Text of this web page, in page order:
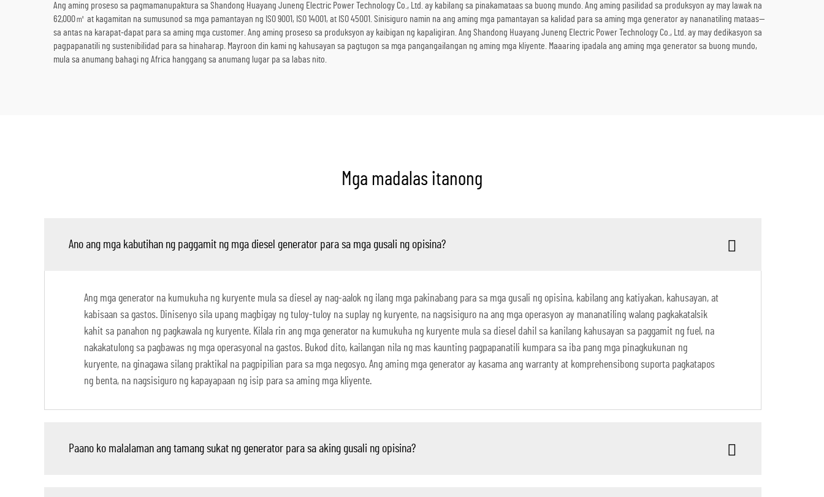
Ang aming proseso sa pagmamanupaktura sa Shandong Huayang Juneng Electric Power Technology Co., Ltd. ay kabilang sa pinakamataas sa buong mundo. Ang aming pasilidad sa produksyon ay may lawak na
62,000㎡ at kagamitan na sumusunod sa mga pamantayan ng ISO 9001, ISO 14001, at ISO 45001. Sinisiguro namin na ang aming mga pamantayan sa kalidad para sa aming mga generator ay nananatiling mataas—
sa antas na karapat-dapat para sa aming mga customer. Ang aming proseso sa produksyon ay kaibigan ng kapaligiran. Ang Shandong Huayang Juneng Electric Power Technology Co., Ltd. ay may dedikasyon sa
pagpapanatili ng sustenibilidad para sa hinaharap. Mayroon din kami ng kahusayan sa pagtugon sa mga pangangailangan ng aming mga kliyente. Maaaring ipadala ang aming mga generator sa buong mundo,
mula sa anumang bahagi ng Africa hanggang sa anumang lugar pa sa labas nito.
Mga madalas itanong
Ano ang mga kabutihan ng paggamit ng mga diesel generator para sa mga gusali ng opisina?
Ang mga generator na kumukuha ng kuryente mula sa diesel ay nag-aalok ng ilang mga pakinabang para sa mga gusali ng opisina, kabilang ang katiyakan, kahusayan, at
kabisaan sa gastos. Dinisenyo sila upang magbigay ng tuloy-tuloy na suplay ng kuryente, na nagsisiguro na ang mga operasyon ay mananatiling walang pagkakatalsik
kahit sa panahon ng pagkawala ng kuryente. Kilala rin ang mga generator na kumukuha ng kuryente mula sa diesel dahil sa kanilang kahusayan sa paggamit ng fuel, na
nakakatulong sa pagbawas ng mga operasyonal na gastos. Bukod dito, kailangan nila ng mas kaunting pagpapanatili kumpara sa iba pang mga pinagkukunan ng
kuryente, na ginagawa silang praktikal na pagpipilian para sa mga negosyo. Ang aming mga generator ay kasama ang warranty at komprehensibong suporta pagkatapos
ng benta, na nagsisiguro ng kapayapaan ng isip para sa aming mga kliyente.
Paano ko malalaman ang tamang sukat ng generator para sa aking gusali ng opisina?